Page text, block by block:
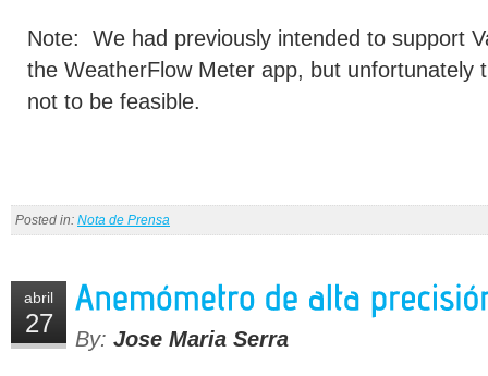
Note: We had previously intended to support
the WeatherFlow Meter app, but unfortunately
not to be feasible.
Posted in: Nota de Prensa
abril
27
By: Jose Maria Serra